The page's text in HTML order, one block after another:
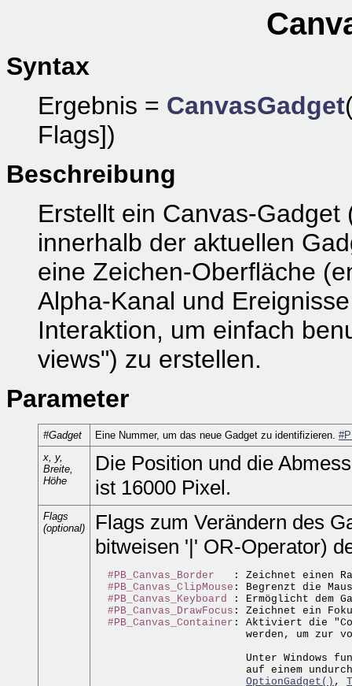
Syntax
Ergebnis = CanvasGadget
Flags])
Beschreibung
Erstellt ein Canvas-
innerhalb der aktuellen
eine Zeichen-Oberfläche
Alpha-Kanal und
Interaktion, um einfach
views") zu erstellen.
Parameter
#Gadget Eine Nummer, um das neue Gadget zu identifizieren.
x, y,
Breite,
Höhe
Die Position und die
ist 16000 Pixel.
Flags
(optional)
Flags zum Verändern des
bitweisen '|' OR-Operator)
#PB_Canvas_Border
: Zeichnet einen
#PB_Canvas_ClipMouse : Begrenzt die
#PB_Canvas_Keyboard : Ermöglicht dem
#PB_Canvas_DrawFocus : Zeichnet ein
#PB_Canvas_Container : Aktiviert die
werden, um zur
Unter Windows
auf einem
OptionGadget() ,